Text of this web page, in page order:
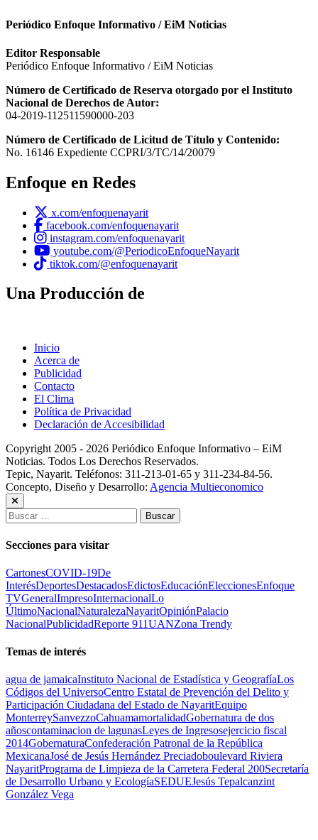
Periódico Enfoque Informativo / EiM Noticias
Editor Responsable
Periódico Enfoque Informativo / EiM Noticias
Número de Certificado de Reserva otorgado por el Instituto
Nacional de Derechos de Autor:
04-2019-112511590000-203
Número de Certificado de Licitud de Título y Contenido:
No. 16146 Expediente CCPRI/3/TC/14/20079
Enfoque en Redes
x.com/enfoquenayarit
facebook.com/enfoquenayarit
instagram.com/enfoquenayarit
youtube.com/@PeriodicoEnfoqueNayarit
tiktok.com/@enfoquenayarit
Una Producción de
Inicio
Acerca de
Publicidad
Contacto
El Clima
Política de Privacidad
Declaración de Accesibilidad
Copyright 2005 - 2026 Periódico Enfoque Informativo – EiM
Noticias. Todos Los Derechos Reservados.
Tepic, Nayarit. Teléfonos: 311-213-01-65 y 311-234-84-56.
Concepto, Diseño y Desarrollo: Agencia Multieconomico
Buscar:
Secciones para visitar
CartonesCOVID-19De
InterésDeportesDestacadosEdictosEducaciónEleccionesEnfoque
TVGeneralImpresoInternacionalLo
ÚltimoNacionalNaturalezaNayaritOpiniónPalacio
NacionalPublicidadReporte 911UANZona Trendy
Temas de interés
agua de jamaicaInstituto Nacional de Estadística y GeografíaLos
Códigos del UniversoCentro Estatal de Prevención del Delito y
Participación Ciudadana del Estado de NayaritEquipo
MonterreySanvezzoCahuamamortalidadGobernatura de dos
añoscontaminacion de lagunasLeyes de Ingresosejercicio fiscal
2014GobernaturaConfederación Patronal de la República
MexicanaJosé de Jesús Hernández Preciadoboulevard Riviera
NayaritPrograma de Limpieza de la Carretera Federal 200Secretaría
de Desarrollo Urbano y EcologíaSEDUEJesús Tepalcanzint
González Vega